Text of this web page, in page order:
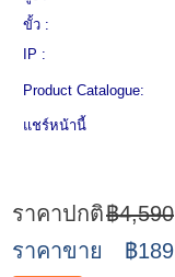
ขั้ว :
IP :
Product Catalogue:
แชร์หน้านี้
ราคาปกติ฿4,590
ราคาขาย
฿189